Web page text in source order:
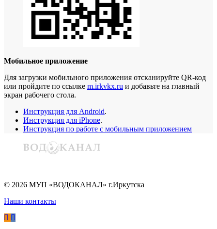
Мобильное приложение
Для загрузки мобильного приложения отсканируйте QR-код
или пройдите по ссылке m.irkvkx.ru и добавьте на главный
экран рабочего стола.
Инструкция для Android.
Инструкция для iPhone.
Инструкция по работе с мобильным приложением
© 2026 МУП «ВОДОКАНАЛ» г.Иркутска
Наши контакты